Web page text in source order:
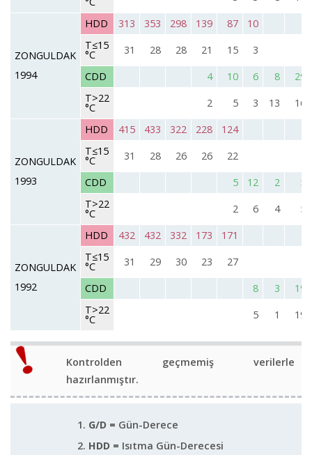
ZONGULDAK
1994
HDD 313 353 298 139 87
10
T≤15
°C 31 28 28 21 15
3
CDD
4 10 6 8
29
T>22
°C 2 5 3 13 16
ZONGULDAK
1993
HDD 415 433 322 228
124
T≤15
°C 31 28 26 26
22
CDD
5 12 2
5
T>22
°C 2 6 4 5
ZONGULDAK
1992
HDD 432 432 332 173
171
T≤15
°C 31 29 30 23
27
CDD
8 3
19
T>22
°C 5 1 19
Kontrolden geçmemiş verilerle
hazırlanmıştır.
G/D = Gün-Derece
HDD = Isıtma Gün-Derecesi